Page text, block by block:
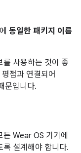
동일한 패키지 이름
사용하는 것이 좋
점과 연결되어
문입니다.
Wear OS 기기에
록 설계해야 합니다.